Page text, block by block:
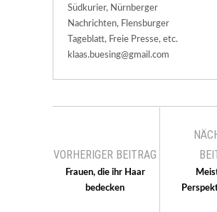
Südkurier, Nürnberger
Nachrichten, Flensburger
Tageblatt, Freie Presse, etc.
klaas.buesing@gmail.com
VORHERIGER BEITRAG
Frauen, die ihr Haar
bedecken